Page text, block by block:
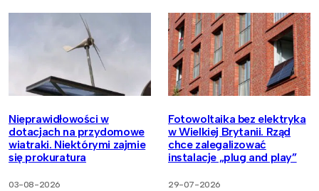
Nieprawidłowości w
dotacjach na przydomowe
wiatraki. Niektórymi zajmie
się prokuratura
03-08-2026
Fotowoltaika bez elektryka
w Wielkiej Brytanii. Rząd
chce zalegalizować
instalacje „plug and play”
29-07-2026